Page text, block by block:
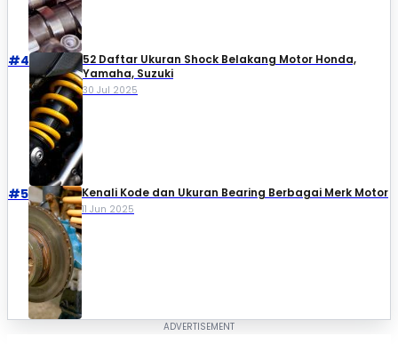
#4
52 Daftar Ukuran Shock Belakang Motor Honda,
Yamaha, Suzuki​
30 Jul 2025
#5 Kenali Kode dan Ukuran Bearing Berbagai Merk Motor
11 Jun 2025